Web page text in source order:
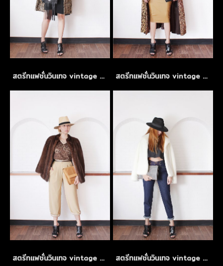
สตรีทแฟชั่นวินเทจ vintage mix and match สตรีทแฟชั่นวินเทจ vintage mix and match
สตรีทแฟชั่นวินเทจ vintage mix and match สตรีทแฟชั่นวินเทจ vintage mix and match